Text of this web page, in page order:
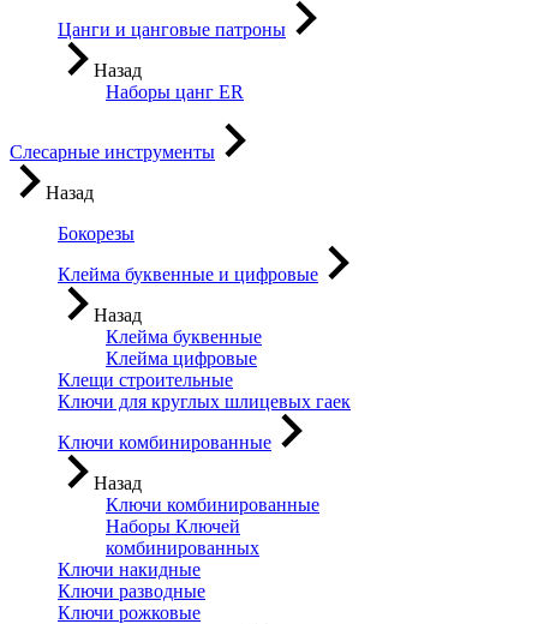
Цанги и цанговые патроны
Назад
Наборы цанг ER
Слесарные инструменты
Назад
Бокорезы
Клейма буквенные и цифровые
Назад
Клейма буквенные
Клейма цифровые
Клещи строительные
Ключи для круглых шлицевых гаек
Ключи комбинированные
Назад
Ключи комбинированные
Наборы Ключей
комбинированных
Ключи накидные
Ключи разводные
Ключи рожковые